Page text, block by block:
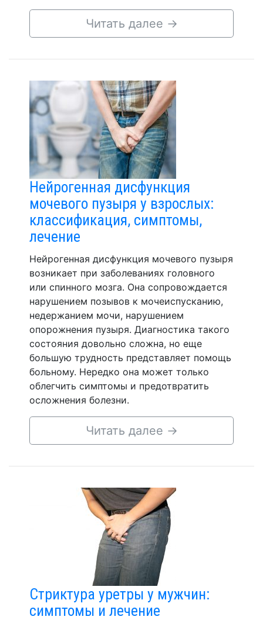
Читать далее →
Нейрогенная дисфункция
мочевого пузыря у взрослых:
классификация, симптомы,
лечение
Нейрогенная дисфункция мочевого пузыря
возникает при заболеваниях головного
или спинного мозга. Она сопровождается
нарушением позывов к мочеиспусканию,
недержанием мочи, нарушением
опорожнения пузыря. Диагностика такого
состояния довольно сложна, но еще
большую трудность представляет помощь
больному. Нередко она может только
облегчить симптомы и предотвратить
осложнения болезни.
Читать далее →
Стриктура уретры у мужчин:
симптомы и лечение